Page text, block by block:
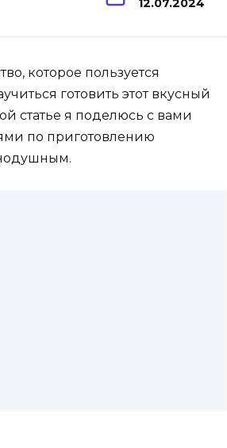
12.07.2024
которое пользуется
готовить этот вкусный
статье я поделюсь с вами
по приготовлению